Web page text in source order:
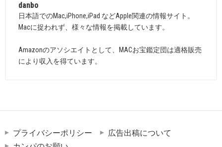
danbo
日本語でのMac,iPhone,iPad などApple関連の情報サイト。
Macに捉われず、様々な情報を掲載しています。
Amazonのアソシエイトとして、MACお宝鑑定団は適格販売
により収入を得ています。
プライバシーポリシー
広告出稿について